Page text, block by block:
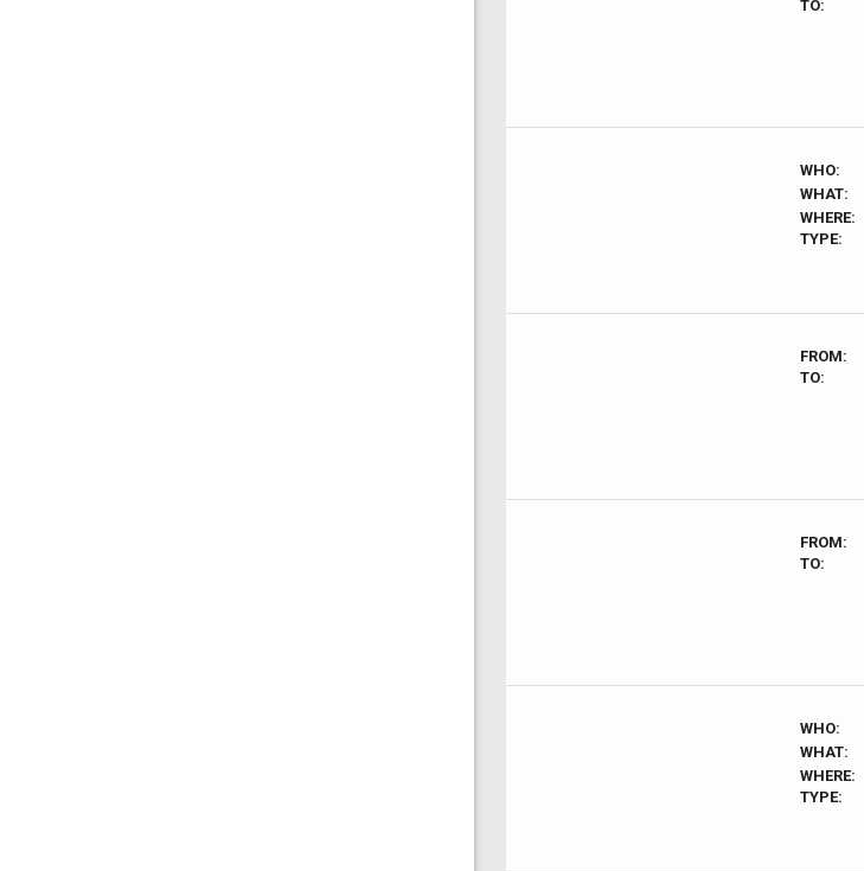
TO:
WHO:
WHAT:
WHERE:
TYPE:
FROM:
TO:
FROM:
TO:
WHO:
WHAT:
WHERE:
TYPE: